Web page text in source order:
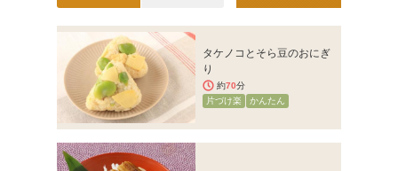
タケノコとそら豆のおにぎ
り
約70分
片づけ楽
かんたん